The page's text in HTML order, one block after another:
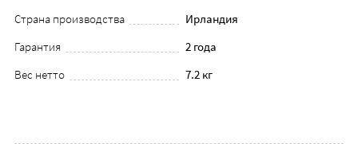
Страна производства
Ирландия
Гарантия
2 года
Вес нетто
7.2 кг